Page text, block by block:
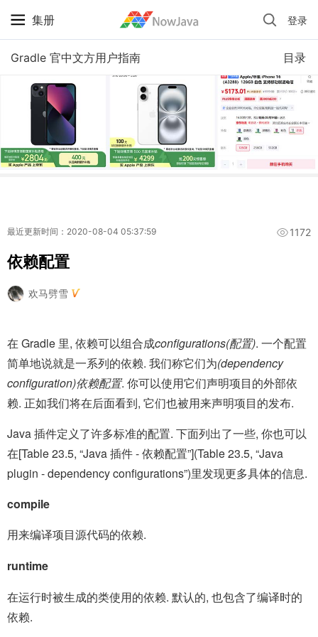
集册 登录
目录
Gradle 官中文方用户指南
iPhone 京东自营 + 国补 / 历史最低价
最近更新时间：2020-08-04 05:37:59 1172
依赖配置
欢马劈雪
在 Gradle 里, 依赖可以组合成configurations(配置). 一个配置
简单地说就是一系列的依赖. 我们称它们为(dependency
configuration)依赖配置. 你可以使用它们声明项目的外部依
赖. 正如我们将在后面看到, 它们也被用来声明项目的发布.
Java 插件定义了许多标准的配置. 下面列出了一些, 你也可以
在[Table 23.5, “Java 插件 - 依赖配置”](Table 23.5, “Java
plugin - dependency configurations”)里发现更多具体的信息.
compile
用来编译项目源代码的依赖.
runtime
在运行时被生成的类使用的依赖. 默认的, 也包含了编译时的
依赖.